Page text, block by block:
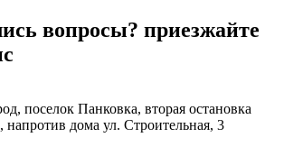
вопросы? приезжайте
поселок Панковка, вторая остановка
дома ул. Строительная, 3